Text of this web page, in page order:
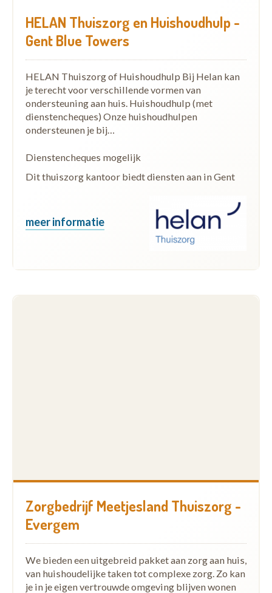
HELAN Thuiszorg en Huishoudhulp -
Gent Blue Towers
HELAN Thuiszorg of Huishoudhulp Bij Helan kan
je terecht voor verschillende vormen van
ondersteuning aan huis. Huishoudhulp (met
dienstencheques) Onze huishoudhulpen
ondersteunen je bij…
Dienstencheques mogelijk
Dit thuiszorg kantoor biedt diensten aan in Gent
meer informatie
Zorgbedrijf Meetjesland Thuiszorg -
Evergem
We bieden een uitgebreid pakket aan zorg aan huis,
van huishoudelijke taken tot complexe zorg. Zo kan
je in je eigen vertrouwde omgeving blijven wonen